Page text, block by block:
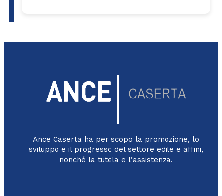
Ance Caserta ha per scopo la promozione, lo
sviluppo e il progresso del settore edile e affini,
nonché la tutela e l’assistenza.